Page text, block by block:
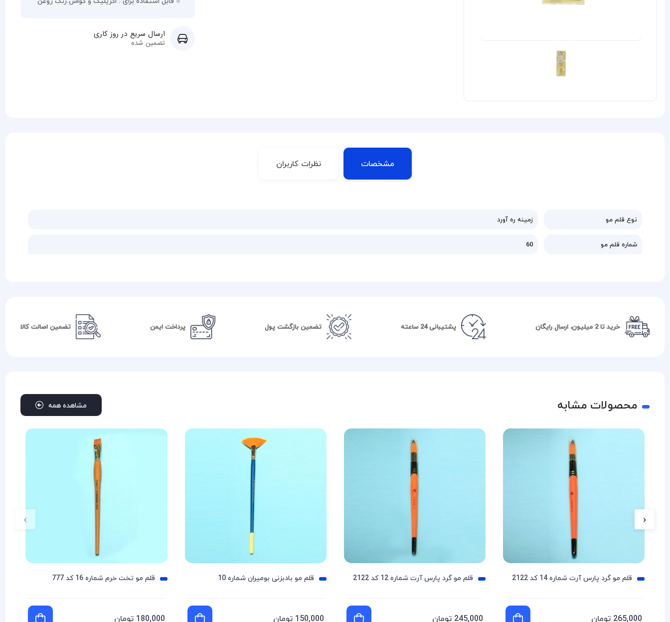
ارسال سریع در روز کاری
تضمین شده
مشخصات نظرات کاربران
نوع قلم مو زمینه ره آورد
شماره قلم مو 60
خرید تا 2 میلیون، ارسال رایگان پشتیبانی 24 ساعته تضمین بازگشت پول پرداخت ایمن تضمین اصالت کالا
محصولات مشابه مشاهده همه
قلم مو گرد پارس آرت شماره 14 کد 2122
265,000 تومان
قلم مو گرد پارس آرت شماره 12 کد 2122
245,000 تومان
قلم مو بادبزنی بومیران شماره 10
150,000 تومان
قلم مو تخت خرم شماره 16 کد 777
180,000 تومان
‹
›